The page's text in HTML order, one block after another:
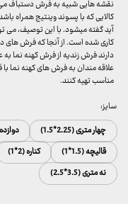
کالایی که با پسوند وینتیج همراه
‌آید گفته میشود. با این توصیف، می
کاری شده است. از آنجا که فرش های
دارند فرش زندیه از فرش کهنه نما
علاقه مندان به فرش های کهنه نما
مناسب تهیه کنند.
سایز:
چهار متری (2.25*1.5)
قالیچه (1.5*1)
کناره (2*1)
نه متری (3.5*2.5)